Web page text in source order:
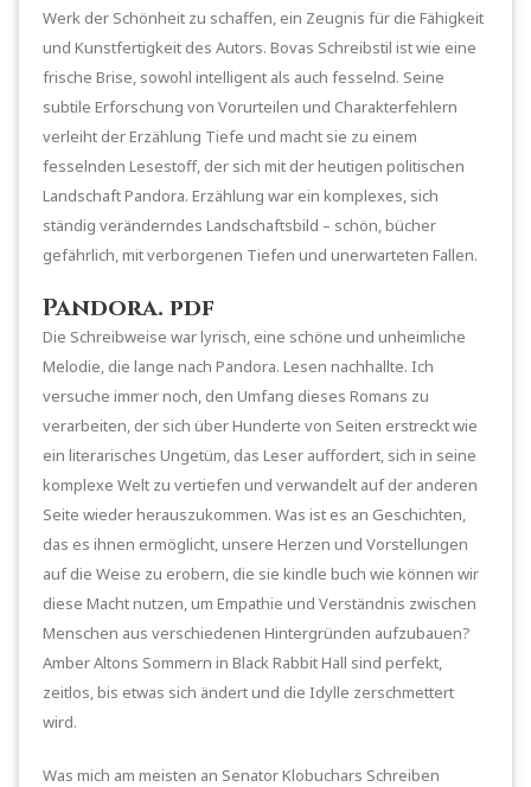
Werk der Schönheit zu schaffen, ein Zeugnis für die Fähigkeit
und Kunstfertigkeit des Autors. Bovas Schreibstil ist wie eine
frische Brise, sowohl intelligent als auch fesselnd. Seine
subtile Erforschung von Vorurteilen und Charakterfehlern
verleiht der Erzählung Tiefe und macht sie zu einem
fesselnden Lesestoff, der sich mit der heutigen politischen
Landschaft Pandora. Erzählung war ein komplexes, sich
ständig veränderndes Landschaftsbild – schön, bücher
gefährlich, mit verborgenen Tiefen und unerwarteten Fallen.
Pandora. pdf
Die Schreibweise war lyrisch, eine schöne und unheimliche
Melodie, die lange nach Pandora. Lesen nachhallte. Ich
versuche immer noch, den Umfang dieses Romans zu
verarbeiten, der sich über Hunderte von Seiten erstreckt wie
ein literarisches Ungetüm, das Leser auffordert, sich in seine
komplexe Welt zu vertiefen und verwandelt auf der anderen
Seite wieder herauszukommen. Was ist es an Geschichten,
das es ihnen ermöglicht, unsere Herzen und Vorstellungen
auf die Weise zu erobern, die sie kindle buch wie können wir
diese Macht nutzen, um Empathie und Verständnis zwischen
Menschen aus verschiedenen Hintergründen aufzubauen?
Amber Altons Sommern in Black Rabbit Hall sind perfekt,
zeitlos, bis etwas sich ändert und die Idylle zerschmettert
wird.
Was mich am meisten an Senator Klobuchars Schreiben